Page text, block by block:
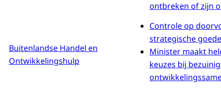
ontbreken of zijn
Buitenlandse Handel en
Ontwikkelingshulp
Controle op
strategische
Minister maakt
keuzes bij